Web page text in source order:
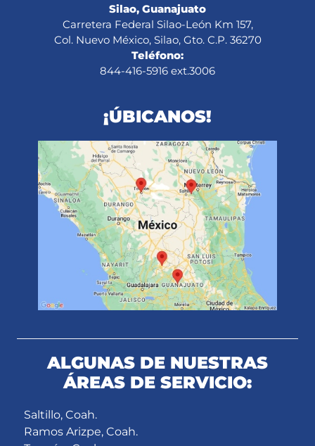
Silao, Guanajuato
Carretera Federal Silao-León Km 157,
Col. Nuevo México, Silao, Gto. C.P. 36270
Teléfono:
844-416-5916 ext.3006
¡ÚBICANOS!
ALGUNAS DE NUESTRAS
ÁREAS DE SERVICIO:
Saltillo, Coah.
Ramos Arizpe, Coah.